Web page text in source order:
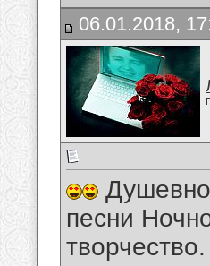
06.01.2018,
песни